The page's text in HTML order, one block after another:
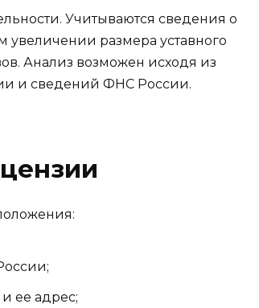
Учитываются сведения о
размера уставного
Анализ возможен исходя из
и сведений ФНС России.
ее адрес;